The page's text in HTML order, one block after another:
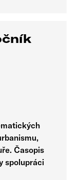
Časopis
spolupráci